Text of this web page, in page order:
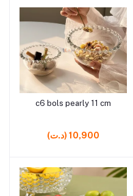
Ajouter au panier
c6 bols pearly 11 cm
(د.ت) 10,900